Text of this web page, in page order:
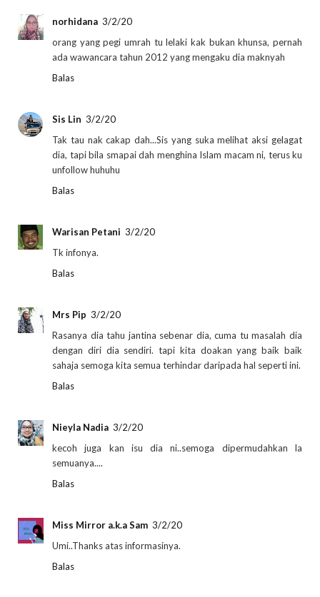
norhidana 3/2/20
orang yang pegi umrah tu lelaki kak bukan khunsa, pernah
ada wawancara tahun 2012 yang mengaku dia maknyah
Balas
Sis Lin 3/2/20
Tak tau nak cakap dah...Sis yang suka melihat aksi gelagat
dia, tapi bila smapai dah menghina Islam macam ni, terus ku
unfollow huhuhu
Balas
Warisan Petani 3/2/20
Tk infonya.
Balas
Mrs Pip 3/2/20
Rasanya dia tahu jantina sebenar dia, cuma tu masalah dia
dengan diri dia sendiri. tapi kita doakan yang baik baik
sahaja semoga kita semua terhindar daripada hal seperti ini.
Balas
Nieyla Nadia 3/2/20
kecoh juga kan isu dia ni..semoga dipermudahkan la
semuanya....
Balas
Miss Mirror a.k.a Sam 3/2/20
Umi..Thanks atas informasinya.
Balas